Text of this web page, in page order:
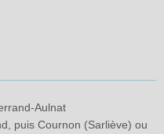
Aulnat
puis Cournon (Sarliève) ou